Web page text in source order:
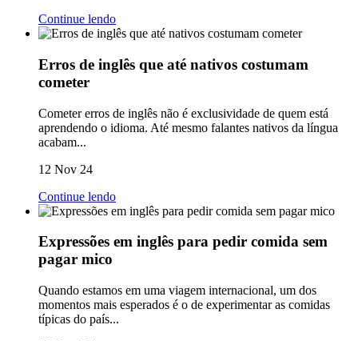
Continue lendo
Erros de inglês que até nativos costumam
cometer
Cometer erros de inglês não é exclusividade de quem está
aprendendo o idioma. Até mesmo falantes nativos da língua
acabam...
12 Nov 24
Continue lendo
Expressões em inglês para pedir comida sem
pagar mico
Quando estamos em uma viagem internacional, um dos
momentos mais esperados é o de experimentar as comidas
típicas do país...